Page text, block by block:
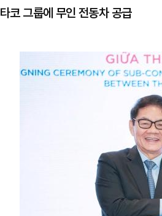
타코 그룹에 무인 전동차 공급